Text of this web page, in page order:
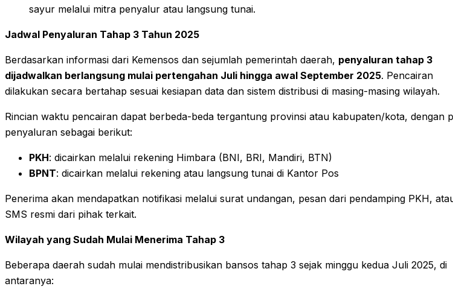
sayur melalui mitra penyalur atau langsung tunai.
Jadwal Penyaluran Tahap 3 Tahun 2025
Berdasarkan informasi dari Kemensos dan sejumlah pemerintah daerah, penyaluran tahap 3
dijadwalkan berlangsung mulai pertengahan Juli hingga awal September 2025. Pencairan
dilakukan secara bertahap sesuai kesiapan data dan sistem distribusi di masing-masing wilayah.
Rincian waktu pencairan dapat berbeda-beda tergantung provinsi atau kabupaten/kota, dengan
penyaluran sebagai berikut:
PKH: dicairkan melalui rekening Himbara (BNI, BRI, Mandiri, BTN)
BPNT: dicairkan melalui rekening atau langsung tunai di Kantor Pos
Penerima akan mendapatkan notifikasi melalui surat undangan, pesan dari pendamping PKH,
SMS resmi dari pihak terkait.
Wilayah yang Sudah Mulai Menerima Tahap 3
Beberapa daerah sudah mulai mendistribusikan bansos tahap 3 sejak minggu kedua Juli 2025, di
antaranya: